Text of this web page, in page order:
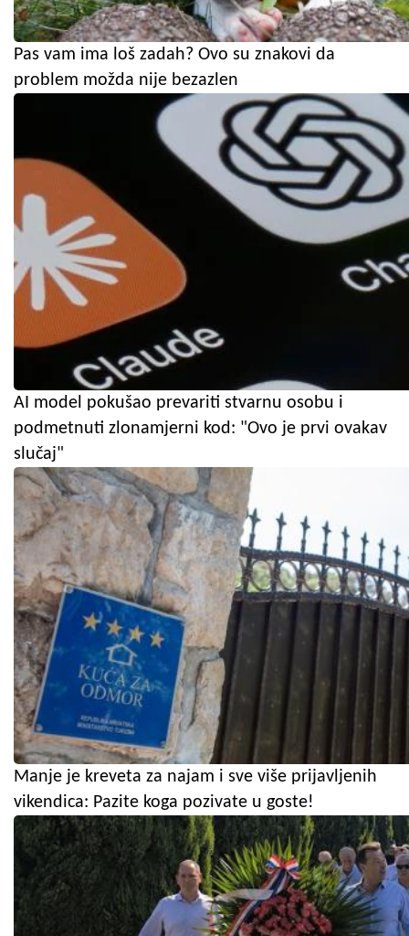
Pas vam ima loš zadah? Ovo su znakovi da
problem možda nije bezazlen
AI model pokušao prevariti stvarnu osobu i
podmetnuti zlonamjerni kod: "Ovo je prvi ovakav
slučaj"
Manje je kreveta za najam i sve više prijavljenih
vikendica: Pazite koga pozivate u goste!